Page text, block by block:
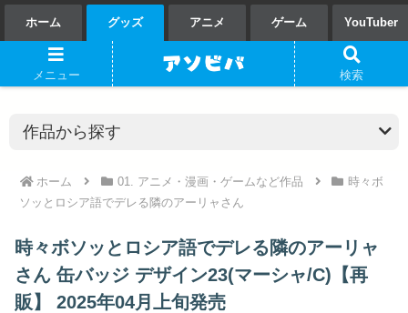
ホーム グッズ アニメ ゲーム YouTuber
ホーム 01. アニメ・漫画・ゲームなど作品
時々ボ
ソッとロシア語でデレる隣のアーリャさん
時々ボソッとロシア語でデレる隣のアーリャ
さん 缶バッジ デザイン23(マーシャ/C)【再
販】 2025年04月上旬発売
メニュー 検索